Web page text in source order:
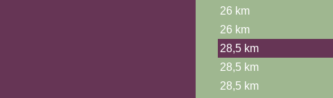
26 km
26 km
28,5 km
28,5 km
28,5 km